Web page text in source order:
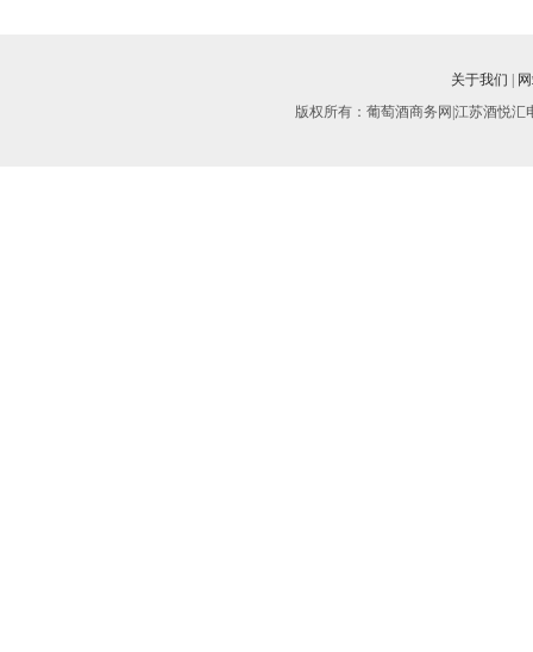
关于我们
版权所有：葡萄酒商务网|江苏酒悦汇